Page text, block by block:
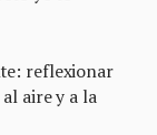
reflexionar
aire y a la